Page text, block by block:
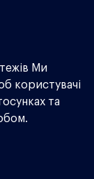
Ми
користувачі
та